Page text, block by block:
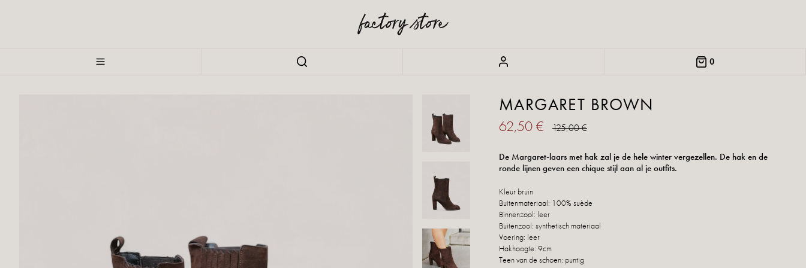
0
MARGARET BROWN
62,50 € 125,00 €
De Margaret-laars met hak zal je de hele winter vergezellen. De hak en de
ronde lijnen geven een chique stijl aan al je outfits.
Kleur bruin
Buitenmateriaal: 100% suède
Binnenzool: leer
Buitenzool: synthetisch materiaal
Voering: leer
Hakhoogte: 9cm
Teen van de schoen: puntig